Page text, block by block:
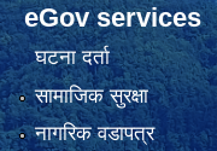
eGov services
घटना दर्ता
सामाजिक सुरक्षा
नागरिक वडापत्र